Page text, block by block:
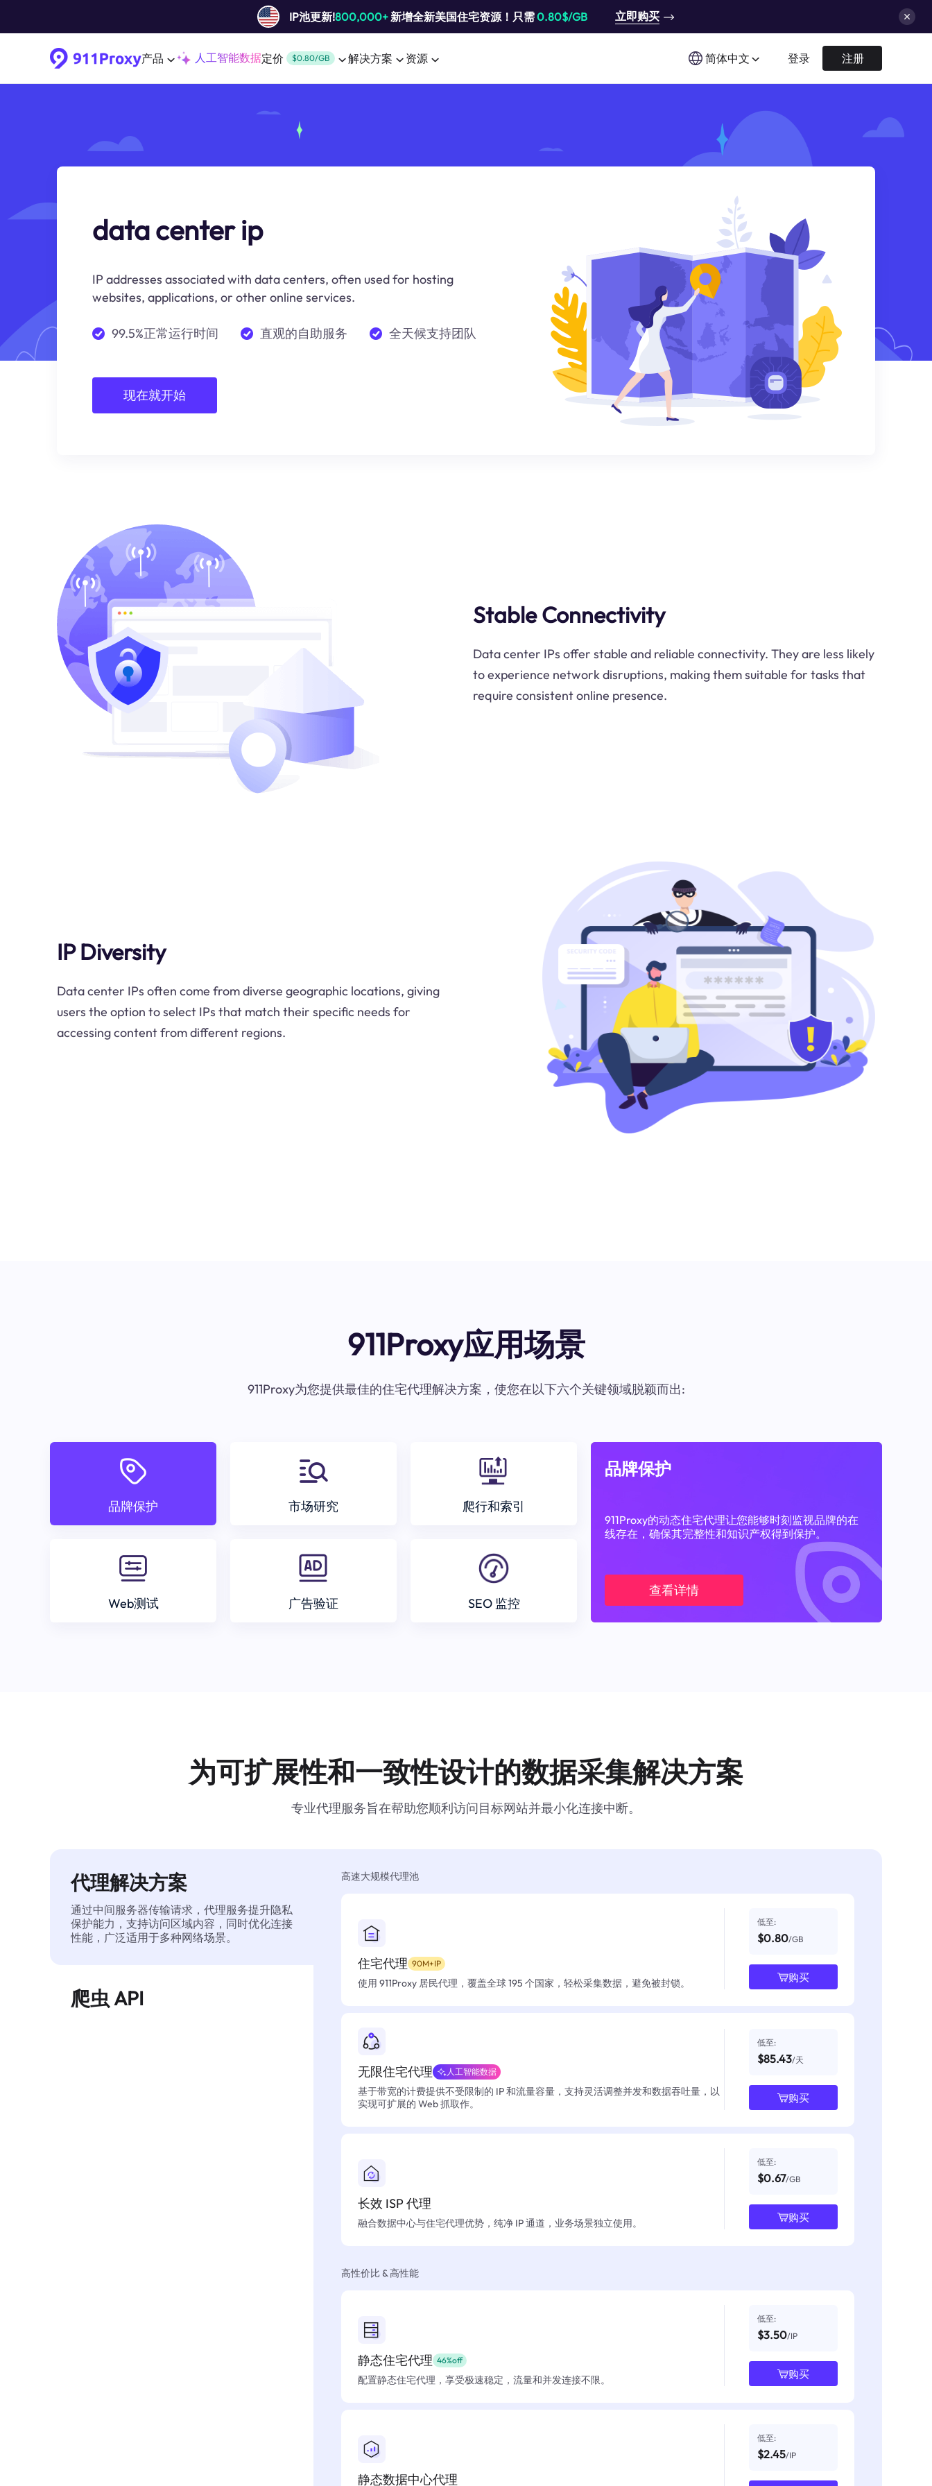
IP池更新!800,000+新增全新美国住宅资源！只需0.80$/GB 立即购买
产品 人工智能数据定价 $0.80/GB 解决方案 资源 简体中文 登录 注册
data center ip
IP addresses associated with data centers, often used for hosting
websites, applications, or other online services.
99.5%正常运行时间 直观的自助服务 全天候支持团队
现在就开始
Stable Connectivity
Data center IPs offer stable and reliable connectivity. They are less likely
to experience network disruptions, making them suitable for tasks that
require consistent online presence.
IP Diversity
Data center IPs often come from diverse geographic locations, giving
users the option to select IPs that match their specific needs for
accessing content from different regions.
911Proxy应用场景
911Proxy为您提供最佳的住宅代理解决方案，使您在以下六个关键领域脱颖而出:
品牌保护 市场研究 爬行和索引
Web测试 广告验证 SEO 监控
品牌保护
911Proxy的动态住宅代理让您能够时刻监视品牌的在
线存在，确保其完整性和知识产权得到保护。
查看详情
为可扩展性和一致性设计的数据采集解决方案
专业代理服务旨在帮助您顺利访问目标网站并最小化连接中断。
代理解决方案
通过中间服务器传输请求，代理服务提升隐私
保护能力，支持访问区域内容，同时优化连接
性能，广泛适用于多种网络场景。
爬虫 API
高速大规模代理池
住宅代理 90M+IP
使用 911Proxy 居民代理，覆盖全球 195 个国家，轻松采集数据，避免被封锁。
低至:
$0.80/GB
购买
无限住宅代理 人工智能数据
基于带宽的计费提供不受限制的 IP 和流量容量，支持灵活调整并发和数据吞吐量，以
实现可扩展的 Web 抓取作。
低至:
$85.43/天
购买
长效 ISP 代理
融合数据中心与住宅代理优势，纯净 IP 通道，业务场景独立使用。
低至:
$0.67/GB
购买
高性价比 & 高性能
静态住宅代理 46%off
配置静态住宅代理，享受极速稳定，流量和并发连接不限。
低至:
$3.50/IP
购买
静态数据中心代理
低至:
$2.45/IP